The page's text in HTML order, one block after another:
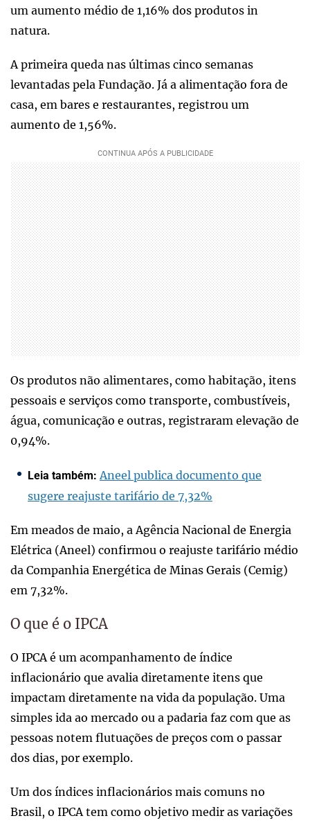
um aumento médio de 1,16% dos produtos in
natura.
A primeira queda nas últimas cinco semanas
levantadas pela Fundação. Já a alimentação fora de
casa, em bares e restaurantes, registrou um
aumento de 1,56%.
Os produtos não alimentares, como habitação, itens
pessoais e serviços como transporte, combustíveis,
água, comunicação e outras, registraram elevação de
0,94%.
Leia também: Aneel publica documento que
sugere reajuste tarifário de 7,32%
Em meados de maio, a Agência Nacional de Energia
Elétrica (Aneel) confirmou o reajuste tarifário médio
da Companhia Energética de Minas Gerais (Cemig)
em 7,32%.
O que é o IPCA
O IPCA é um acompanhamento de índice
inflacionário que avalia diretamente itens que
impactam diretamente na vida da população. Uma
simples ida ao mercado ou a padaria faz com que as
pessoas notem flutuações de preços com o passar
dos dias, por exemplo.
Um dos índices inflacionários mais comuns no
Brasil, o IPCA tem como objetivo medir as variações